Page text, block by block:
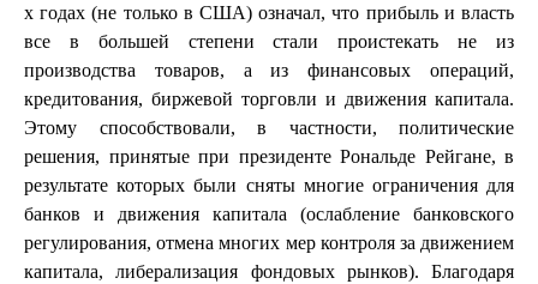
х годах (не только в США) означал, что прибыль и власть
все в большей степени стали проистекать не из
производства товаров, а из финансовых операций,
кредитования, биржевой торговли и движения капитала.
Этому способствовали, в частности, политические
решения, принятые при президенте Рональде Рейгане, в
результате которых были сняты многие ограничения для
банков и движения капитала (ослабление банковского
регулирования, отмена многих мер контроля за движением
капитала, либерализация фондовых рынков). Благодаря